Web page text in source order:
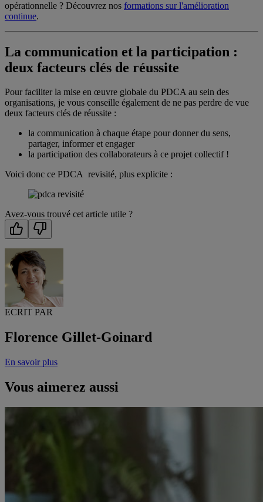
opérationnelle ? Découvrez nos formations sur l'amélioration
continue.
La communication et la participation :
deux facteurs clés de réussite
Pour faciliter la mise en œuvre globale du PDCA au sein des
organisations, je vous conseille également de ne pas perdre de vue
deux facteurs clés de réussite :
la communication à chaque étape pour donner du sens,
partager, informer et engager
la participation des collaborateurs à ce projet collectif !
Voici donc ce PDCA revisité, plus explicite :
Avez-vous trouvé cet article utile ?
ECRIT PAR
Florence Gillet-Goinard
En savoir plus
Vous aimerez aussi